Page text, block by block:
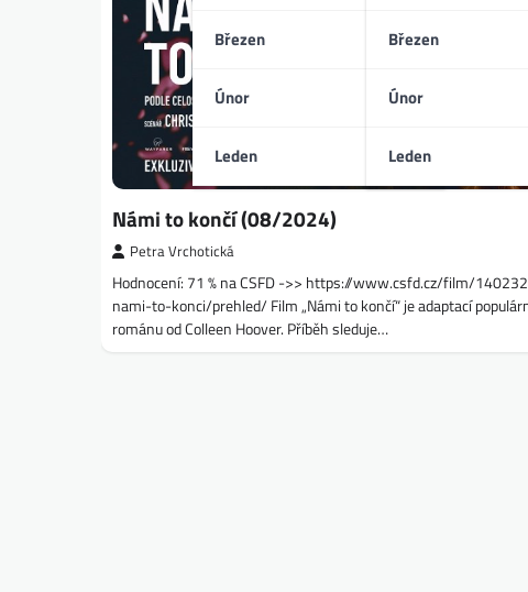
Březen
Únor
Leden
Březen
Únor
Leden
Námi to končí (08/2024)
Petra Vrchotická
Hodnocení: 71 % na CSFD ->> https://www.csfd.cz/film/
nami-to-konci/prehled/ Film „Námi to končí“ je adaptací
románu od Colleen Hoover. Příběh sleduje…